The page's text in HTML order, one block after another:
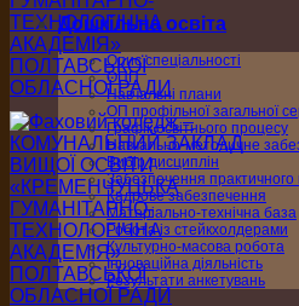
Дошкільна освіта
Опис спеціальності
ОПП
Навчальні плани
ОП профільної загальної
Графік освітнього процесу
Навчально-методичне
Вибір дисциплін
Забезпечення практичного
Кадрове забезпечення
Матеріально-технічна база
Робота із стейкхолдерами
Культурно-масова робота
Інноваційна діяльність
Результати анкетувань